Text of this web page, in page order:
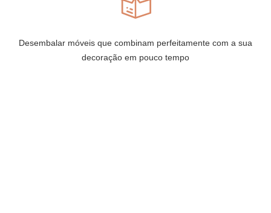
Desembalar móveis que combinam perfeitamente com a sua
decoração em pouco tempo